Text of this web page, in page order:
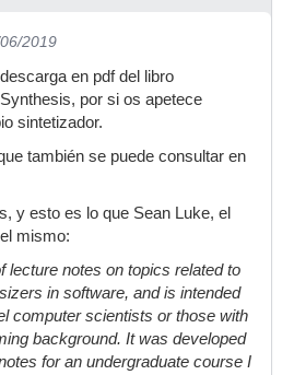
2019
en pdf del libro
por si os apetece
sintetizador.
también se puede consultar en
y esto es lo que Sean Luke, el
mismo:
lecture notes on topics related to
in software, and is intended
computer scientists or those with
background. It was developed
for an undergraduate course I